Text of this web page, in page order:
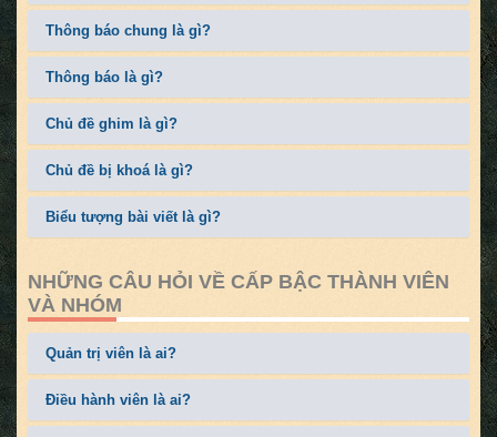
Thông báo chung là gì?
Thông báo là gì?
Chủ đề ghim là gì?
Chủ đề bị khoá là gì?
Biểu tượng bài viết là gì?
NHỮNG CÂU HỎI VỀ CẤP BẬC THÀNH VIÊN
VÀ NHÓM
Quản trị viên là ai?
Điều hành viên là ai?